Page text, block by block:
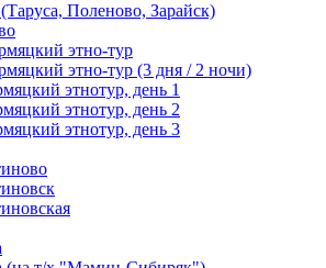
Поленово, Зарайск)
этно-тур
этно-тур (3 дня / 2 ночи)
этнотур, день 1
этнотур, день 2
этнотур, день 3